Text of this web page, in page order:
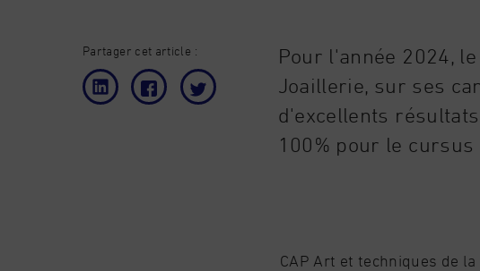
Partager cet article :
Pour l'année 2024,
Joaillerie, sur ses
d'excellents
100% pour le
CAP Art et techniques de